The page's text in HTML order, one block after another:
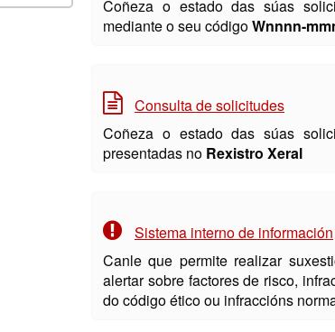
Coñeza o estado das súas
mediante o seu códigoWnnnn-
Consulta de solicitudes
Coñeza o estado das súas
presentadas no Rexistro Xeral
Sistema interno de información
Canle que permite realizar
alertar sobre factores de risco,
do código ético ou infraccións